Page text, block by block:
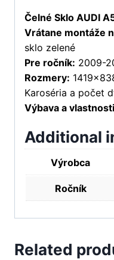
Čelné Sklo AUDI
Vrátane montáže
sklo zelené
Pre ročník: 2009-
Rozmery:
Karoséria a počet
Výbava a
Additional
Výrobca
Ročník
Related